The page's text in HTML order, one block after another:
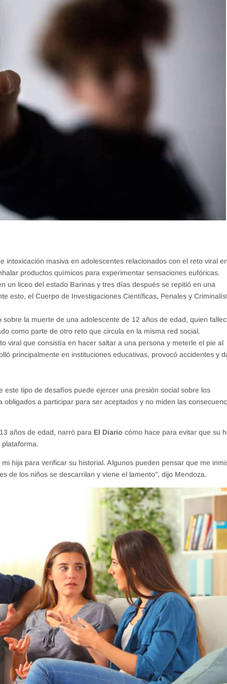
intoxicación masiva en adolescentes relacionados con el reto viral
productos químicos para experimentar sensaciones eufóricas.
un liceo del estado Barinas y tres días después se repitió en una
esto, el Cuerpo de Investigaciones Científicas, Penales y
la muerte de una adolescente de 12 años de edad, quien
como parte de otro reto que circula en la misma red social.
viral que consistía en hacer saltar a una persona y meterle el pie al
principalmente en instituciones educativas, provocó accidentes y
este tipo de desafíos puede ejercer una presión social sobre los
a participar para ser aceptados y no miden las
años de edad, narró para El Diario cómo hace para evitar que su
hija para verificar su historial. Algunos pueden pensar que me
de los niños se descarrilan y viene el lamento”, dijo Mendoza.